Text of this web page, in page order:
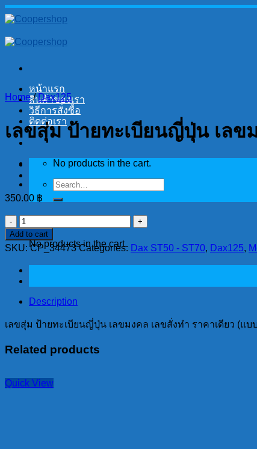
Skip
to
หน้าแรก
สินค้าของเรา
วิธีการสั่งซื้อ
ติดต่อเรา
No products in the cart.
Search
for:
No products in the cart.
Home / Dax125
เลขสุ่ม ป้ายทะเบียนญี่ปุ่น เลข
350.00 ฿
เลข
สุ่ม
ป้าย
ทะเบียน
ญี่ปุ่น
เลข
เลข
เดียว(แบบ
Add to cart
SKU:CP_34473 Categories: Dax ST50 - ST70, Dax125,
Description
เลขสุ่ม ป้ายทะเบียนญี่ปุ่น เลขมงคล เลขสั่งทำ ราคาเดียว (แบ
Related products
Quick View